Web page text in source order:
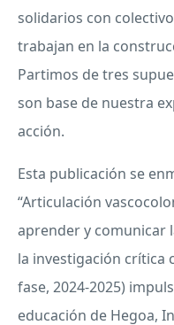
solidarios con
trabajan en la
Partimos de tres
son base de nuestra
acción.
Esta publicación se
“Articulación
aprender y comunicar
la investigación crítica
fase, 2024-2025)
educación de Hegoa,